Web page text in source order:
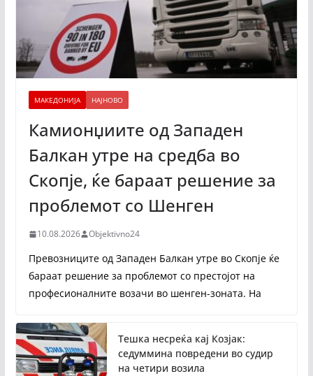
МАКЕДОНИЈА НАЈНОВО
Камионџиите од Западен
Балкан утре на средба во
Скопје, ќе бараат решение за
проблемот со Шенген
10.08.2026 Objektivno24
Превозниците од Западен Балкан утре во Скопје ќе
бараат решение за проблемот со престојот на
професионалните возачи во шенген-зоната. На
Тешка несреќа кај Козјак:
седуммина повредени во судир
на четири возила